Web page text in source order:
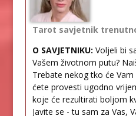
Tarot savjetnik
O SAVJETNIKU: Voljeli bi
Vašem životnom putu?
Trebate nekog tko će
ćete provesti ugodno
koje će rezultirati boljom
Javite se - tu sam za Vas,